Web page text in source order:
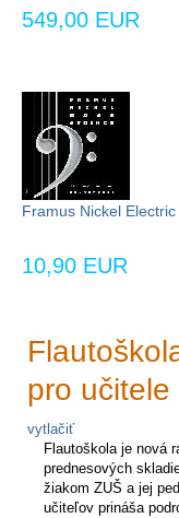
549,00 EUR
Framus Nickel
10,90 EUR
pro učitele
vytlačiť
Flautoškola je nová
prednesových
žiakom ZUŠ a jej
učiteľov prináša